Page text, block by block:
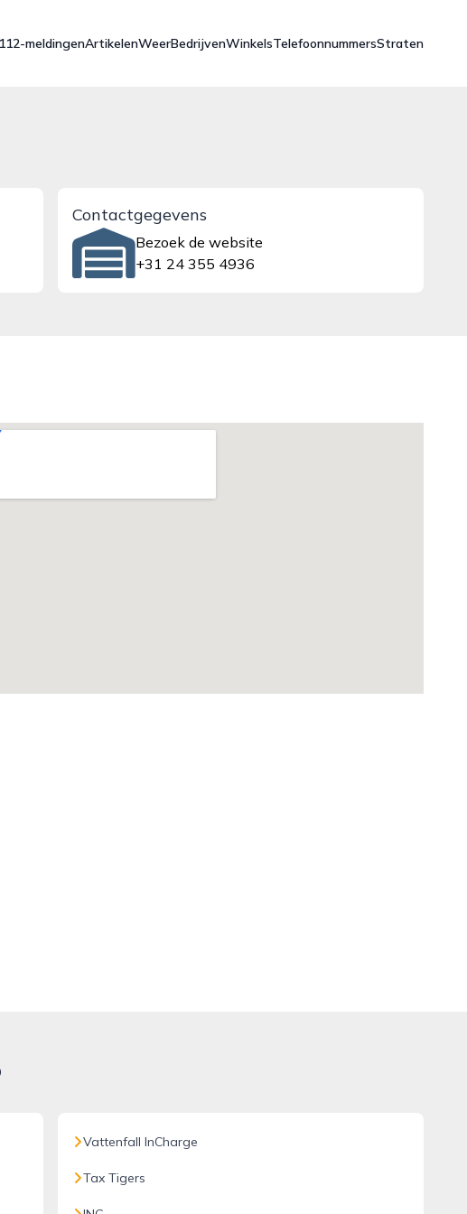
112-meldingenArtikelenWeerBedrijvenWinkelsTelefoonnummersStraten
Contactgegevens
Bezoek de website
+31 24 355 4936
Vattenfall InCharge
Tax Tigers